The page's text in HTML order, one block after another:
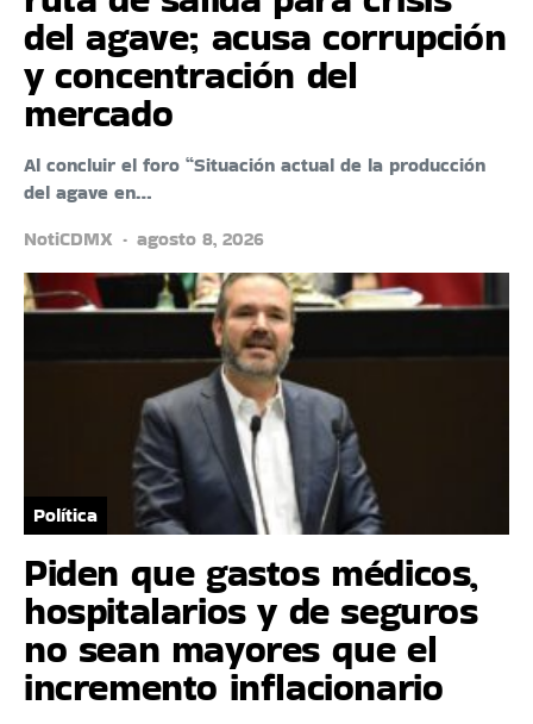
del agave; acusa corrupción
y concentración del
mercado
Al concluir el foro “Situación actual de la producción
del agave en…
NotiCDMX
agosto 8, 2026
Política
Piden que gastos médicos,
hospitalarios y de seguros
no sean mayores que el
incremento inflacionario